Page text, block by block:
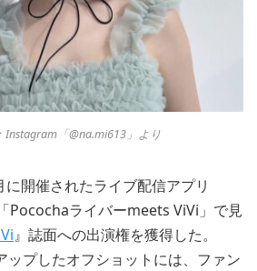
Instagram「@na.mi613」より
に開催されたライブ配信アプリ
Pocochaライバーmeets ViVi」で見
』誌面への出演権を獲得した。
プしたオフショットには、ファン